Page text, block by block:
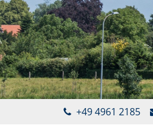
+49 4961 2185